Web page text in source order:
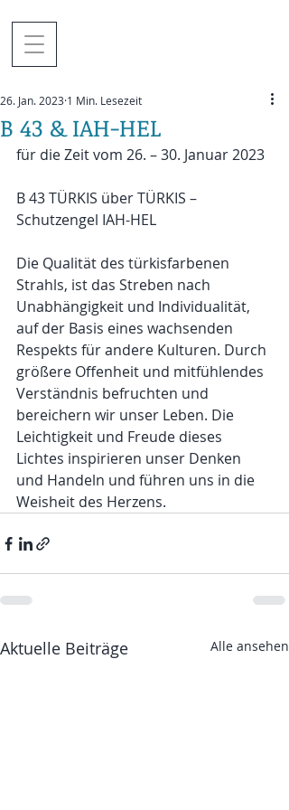
B 43 & IAH-HEL
26. Jan. 2023 1 Min. Lesezeit
für die Zeit vom 26. – 30. Januar 2023
B 43 TÜRKIS über TÜRKIS –
Schutzengel IAH-HEL
Die Qualität des türkisfarbenen
Strahls, ist das Streben nach
Unabhängigkeit und Individualität,
auf der Basis eines wachsenden
Respekts für andere Kulturen. Durch
größere Offenheit und mitfühlendes
Verständnis befruchten und
bereichern wir unser Leben. Die
Leichtigkeit und Freude dieses
Lichtes inspirieren unser Denken
und Handeln und führen uns in die
Weisheit des Herzens.
Aktuelle Beiträge Alle ansehen